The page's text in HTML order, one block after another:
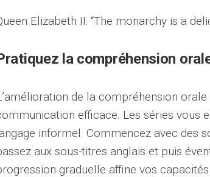
Elizabeth II: “The monarchy is a
la compréhension
de la compréhension
efficace. Les séries vous
informel. Commencez avec des
aux sous-titres anglais et puis
graduelle affine vos capacités